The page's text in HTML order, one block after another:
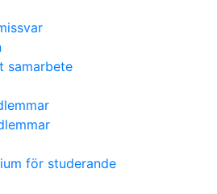
samarbete
för studerande